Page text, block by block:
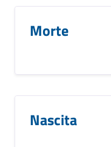
Morte
Nascita